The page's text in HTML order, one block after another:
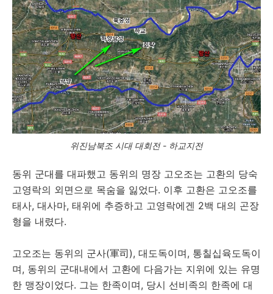
위진남북조 시대 대회전 - 하교지전
동위 군대를 대파했고 동위의 명장 고오조는 고환의 당숙
고영락의 외면으로 목숨을 잃었다. 이후 고환은 고오조를
태사, 대사마, 태위에 추증하고 고영락에겐 2백 대의 곤장
형을 내렸다.
고오조는 동위의 군사(軍司), 대도독이며, 통칠십육도독이
며, 동위의 군대내에서 고환에 다음가는 지위에 있는 유명
한 맹장이었다. 그는 한족이며, 당시 선비족의 한족에 대